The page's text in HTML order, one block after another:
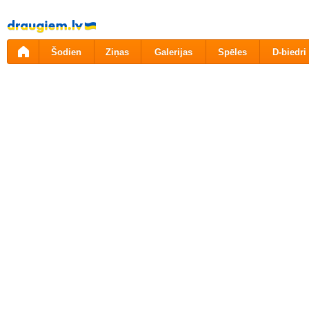
Pāriet
uz
saturu
Šodien Ziņas Galerijas Spēles D-biedri